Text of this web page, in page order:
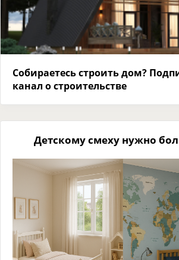
Собираетесь строить дом?
канал о строительстве
Детскому смеху нужно